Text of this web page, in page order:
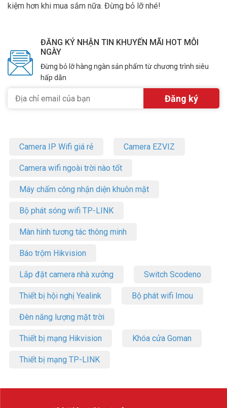
kiệm hơn khi mua sắm nữa. Đừng bỏ lỡ nhé!
ĐĂNG KÝ NHẬN TIN KHUYẾN MÃI HOT MỖI
NGÀY
Đừng bỏ lỡ hàng ngàn sản phẩm từ chương trình siêu
hấp dẫn
Camera IP Wifi giá rẻ Camera EZVIZ
Camera wifi ngoài trời nào tốt
Máy chấm công nhận diện khuôn mặt
Bộ phát sóng wifi TP-LINK
Màn hình tương tác thông minh
Báo trộm Hikvision
Lắp đặt camera nhà xưởng Switch Scodeno
Thiết bị hội nghị Yealink Bộ phát wifi Imou
Đèn năng lượng mặt trời
Thiết bị mạng Hikvision Khóa cửa Goman
Thiết bị mạng TP-LINK